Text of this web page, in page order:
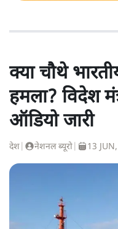
क्या चौथे
हमला? विदेश
ऑडियो जारी
देश नेशनल ब्यूरो 13